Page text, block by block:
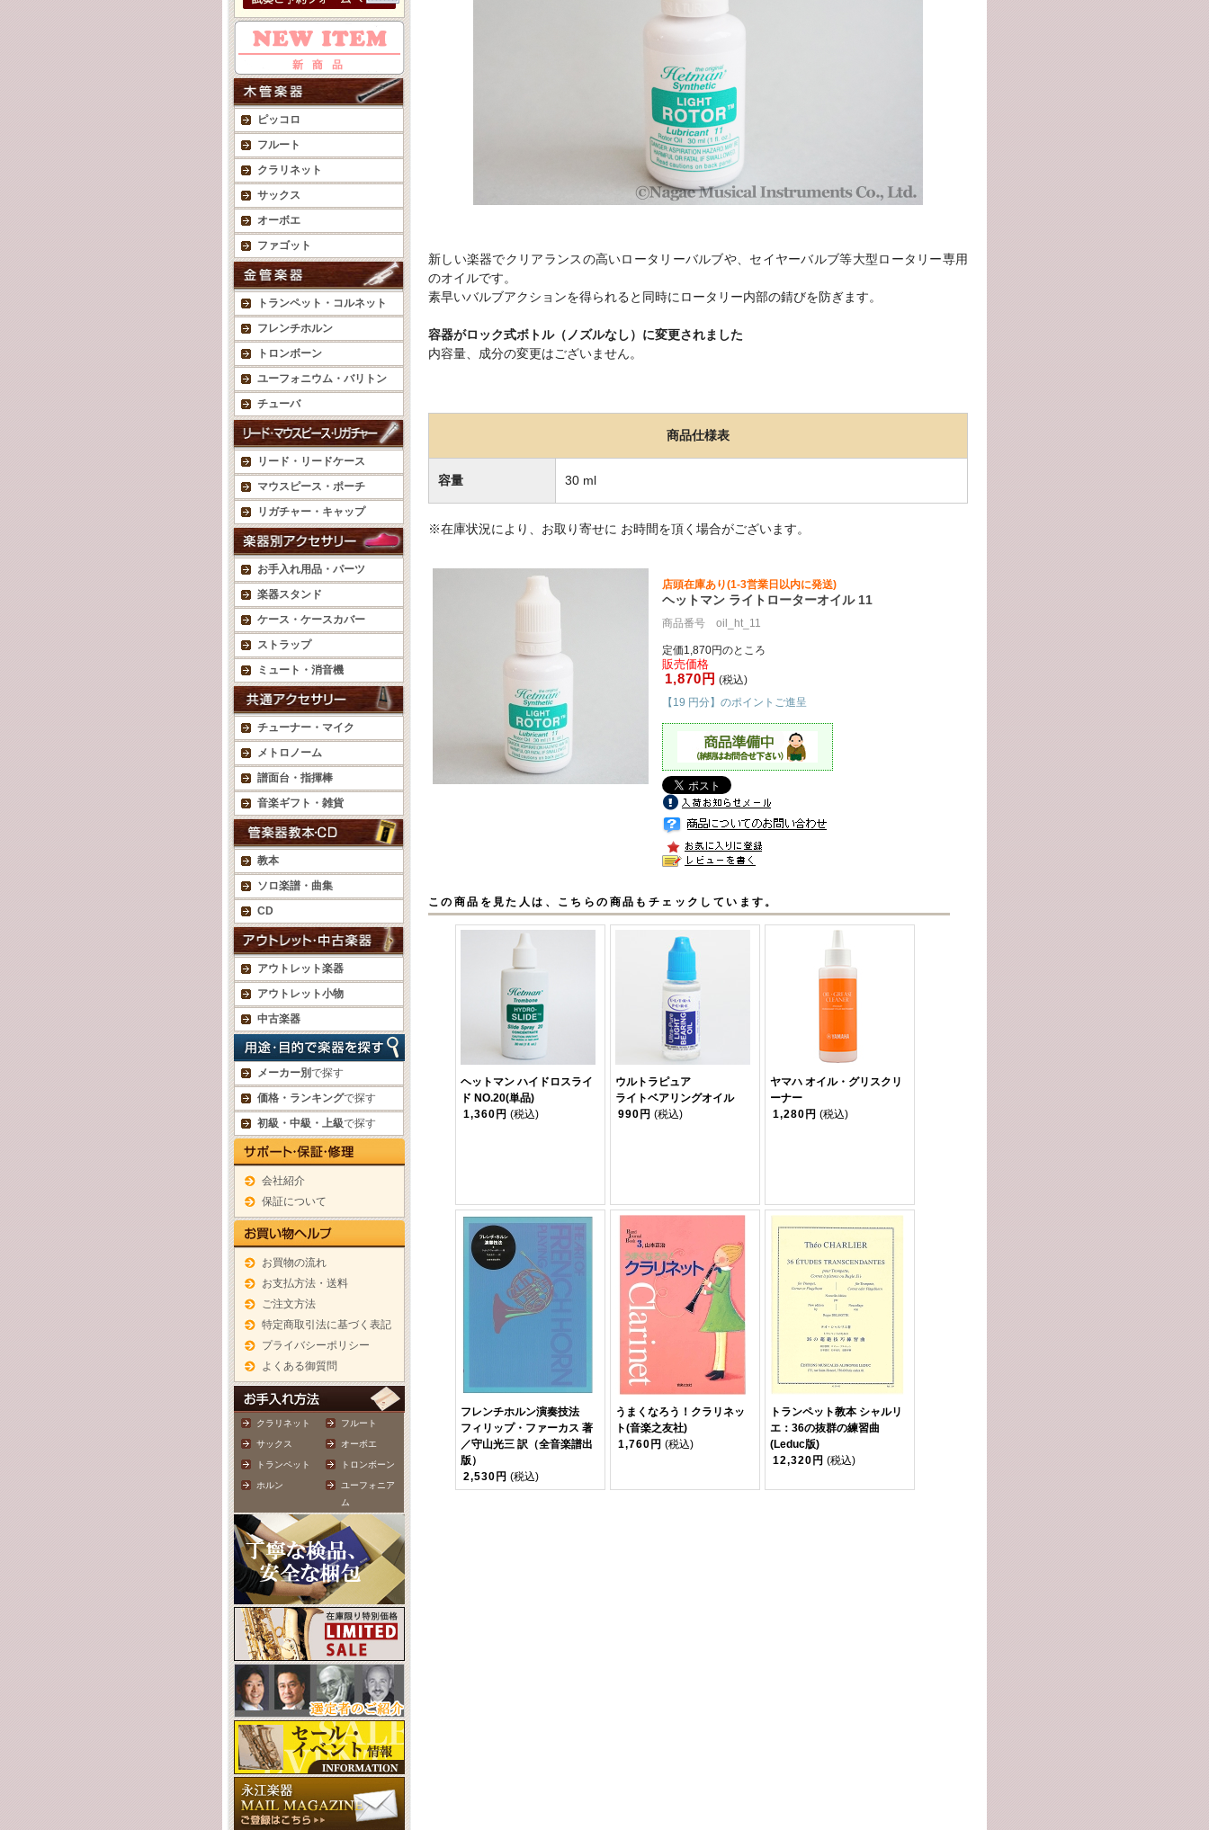
ピッコロ
フルート
クラリネット
サックス
オーボエ
ファゴット
トランペット・コルネット
フレンチホルン
トロンボーン
ユーフォニウム・バリトン
チューバ
リード・リードケース
マウスピース・ポーチ
リガチャー・キャップ
お手入れ用品・パーツ
楽器スタンド
ケース・ケースカバー
ストラップ
ミュート・消音機
チューナー・マイク
メトロノーム
譜面台・指揮棒
音楽ギフト・雑貨
教本
ソロ楽譜・曲集
CD
アウトレット楽器
アウトレット小物
中古楽器
メーカー別で探す
価格・ランキングで探す
初級・中級・上級で探す
会社紹介
保証について
お買物の流れ
お支払方法・送料
ご注文方法
特定商取引法に基づく表記
プライバシーポリシー
よくある御質問
クラリネット フルート
サックス オーボエ
トランペット トロンボーン
ホルン
ユーフォニア
ム
新しい楽器でクリアランスの高いロータリーバルブや、セイヤーバルブ等大型ロータリー専用
のオイルです。
素早いバルブアクションを得られると同時にロータリー内部の錆びを防ぎます。
容器がロック式ボトル（ノズルなし）に変更されました
内容量、成分の変更はございません。
商品仕様表
容量 30 ml
※在庫状況により、お取り寄せに お時間を頂く場合がございます。
店頭在庫あり(1-3営業日以内に発送)
ヘットマン ライトローターオイル 11
商品番号 oil_ht_11
定価1,870円のところ
販売価格
1,870円 (税込)
【19 円分】のポイントご進呈
この商品を見た人は、こちらの商品もチェックしています。
ヘットマン ハイドロスライ
ド NO.20(単品)
1,360円 (税込)
ウルトラピュア
ライトベアリングオイル
990円 (税込)
ヤマハ オイル・グリスクリ
ーナー
1,280円 (税込)
フレンチホルン演奏技法
フィリップ・ファーカス 著
／守山光三 訳（全音楽譜出
版）
2,530円 (税込)
うまくなろう！クラリネッ
ト(音楽之友社)
1,760円 (税込)
トランペット教本 シャルリ
エ：36の抜群の練習曲
(Leduc版)
12,320円 (税込)